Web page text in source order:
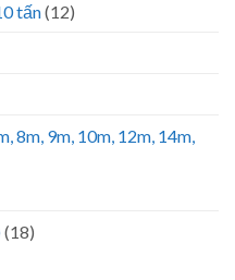
tấn(12)
9m, 10m, 12m, 14m,
(18)